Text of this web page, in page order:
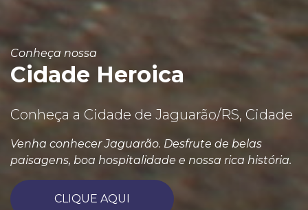
Conheça nossa
Cidade Heroica
Conheça a Cidade de Jaguarão/RS, Cidade
Venha conhecer Jaguarão. Desfrute de belas
paisagens, boa hospitalidade e nossa rica história.
CLIQUE AQUI